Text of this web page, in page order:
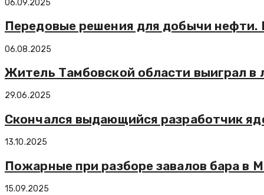
06.09.2025
Передовые решения для добычи
06.08.2025
Житель Тамбовской области выиграл
29.06.2025
Скончался выдающийся разработчик
13.10.2025
Пожарные при разборе завалов бара в
15.09.2025